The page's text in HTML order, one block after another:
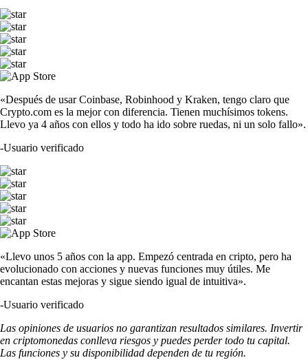
«Después de usar Coinbase, Robinhood y Kraken, tengo claro que
Crypto.com es la mejor con diferencia. Tienen muchísimos tokens.
Llevo ya 4 años con ellos y todo ha ido sobre ruedas, ni un solo fallo».
-Usuario verificado
«Llevo unos 5 años con la app. Empezó centrada en cripto, pero ha
evolucionado con acciones y nuevas funciones muy útiles. Me
encantan estas mejoras y sigue siendo igual de intuitiva».
-Usuario verificado
Las opiniones de usuarios no garantizan resultados similares. Invertir
en criptomonedas conlleva riesgos y puedes perder todo tu capital.
Las funciones y su disponibilidad dependen de tu región.